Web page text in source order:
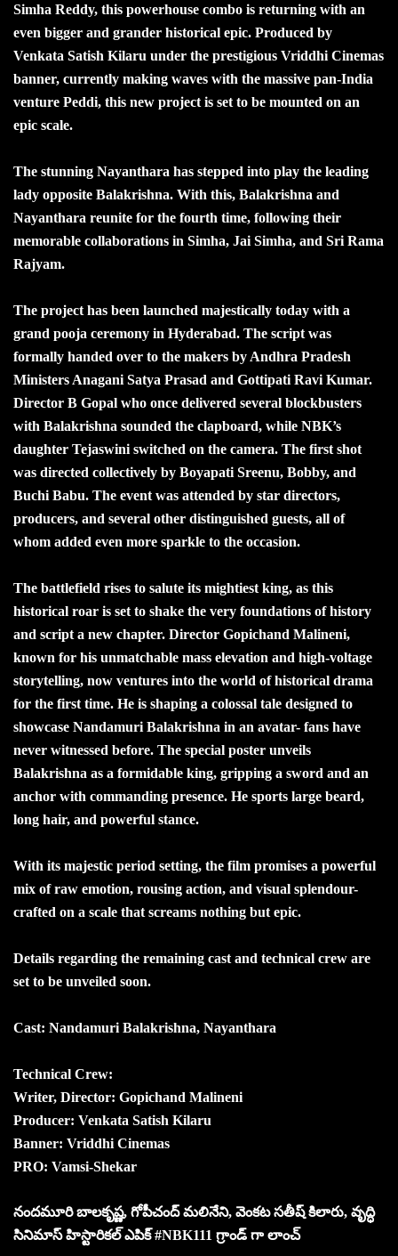
Simha Reddy, this powerhouse combo is returning with an
even bigger and grander historical epic. Produced by
Venkata Satish Kilaru under the prestigious Vriddhi Cinemas
banner, currently making waves with the massive pan-India
venture Peddi, this new project is set to be mounted on an
epic scale.
The stunning Nayanthara has stepped into play the leading
lady opposite Balakrishna. With this, Balakrishna and
Nayanthara reunite for the fourth time, following their
memorable collaborations in Simha, Jai Simha, and Sri Rama
Rajyam.
The project has been launched majestically today with a
grand pooja ceremony in Hyderabad. The script was
formally handed over to the makers by Andhra Pradesh
Ministers Anagani Satya Prasad and Gottipati Ravi Kumar.
Director B Gopal who once delivered several blockbusters
with Balakrishna sounded the clapboard, while NBK’s
daughter Tejaswini switched on the camera. The first shot
was directed collectively by Boyapati Sreenu, Bobby, and
Buchi Babu. The event was attended by star directors,
producers, and several other distinguished guests, all of
whom added even more sparkle to the occasion.
The battlefield rises to salute its mightiest king, as this
historical roar is set to shake the very foundations of history
and script a new chapter. Director Gopichand Malineni,
known for his unmatchable mass elevation and high-voltage
storytelling, now ventures into the world of historical drama
for the first time. He is shaping a colossal tale designed to
showcase Nandamuri Balakrishna in an avatar- fans have
never witnessed before. The special poster unveils
Balakrishna as a formidable king, gripping a sword and an
anchor with commanding presence. He sports large beard,
long hair, and powerful stance.
With its majestic period setting, the film promises a powerful
mix of raw emotion, rousing action, and visual splendour-
crafted on a scale that screams nothing but epic.
Details regarding the remaining cast and technical crew are
set to be unveiled soon.
Cast: Nandamuri Balakrishna, Nayanthara
Technical Crew:
Writer, Director: Gopichand Malineni
Producer: Venkata Satish Kilaru
Banner: Vriddhi Cinemas
PRO: Vamsi-Shekar
నందమూరి బాలకృష్ణ, గోపీచంద్ మలినేని, వెంకట సతీష్ కిలారు, వృద్ధి
సినిమాస్ హిస్టారికల్ ఎపిక్ #NBK111 గ్రాండ్ గా లాంచ్